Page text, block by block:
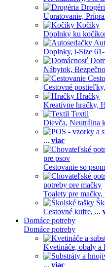
Upratovanie,
Kočíky
Doplnky ku
Doplnky, i-Size
Nábytok,
Cestovné postieľky,
Hračky
Kreatívne hračky,
Textil
Dievča, Neutrálna
... viac
pre psov
Cestovanie so
potreby pre mačky
Toalety pre mačky,
Cestovné kufre, ...
Domáce potreby
Domáce potreby
Kvetináče, obaly a
... viac